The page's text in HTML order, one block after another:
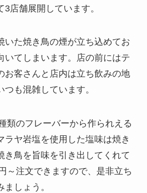
店舗展開しています。
いた焼き鳥の煙が立ち込めてお
いてしまいます。店の前にはテ
お客さんと店内は立ち飲みの地
も混雑しています。
類のフレーバーから作られえる
ラヤ岩塩を使用した塩味は焼き
き鳥を旨味を引き出してくれて
～注文できますので、是非立ち
しょう。